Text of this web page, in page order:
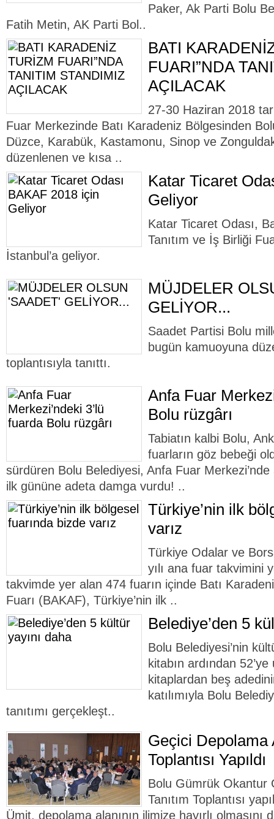
Paker, Ak Parti Bolu
Fatih Metin, AK Parti Bol..
BATI
FUARI”NDA
AÇILACAK
27-30 Haziran 2018
Fuar Merkezinde Batı Karadeniz Bölgesinden
Düzce, Karabük, Kastamonu, Sinop ve
düzenlenen ve kısa ..
Katar Ticaret
Geliyor
Katar Ticaret Odası,
Tanıtım ve İş Birliği
İstanbul’a geliyor.
MÜJDELER
GELİYOR...
Saadet Partisi Bolu
bugün kamuoyuna
toplantısıyla tanıttı.
Anfa Fuar
Bolu rüzgârı
Tabiatın kalbi Bolu,
fuarların göz bebeği
sürdüren Bolu Belediyesi, Anfa Fuar Merkezi’nde
ilk gününe adeta damga vurdu! ..
Türkiye’nin ilk
varız
Türkiye Odalar ve
yılı ana fuar takvimini
takvimde yer alan 474 fuarın içinde Batı
Fuarı (BAKAF), Türkiye’nin ilk ..
Belediye’den 5
Bolu Belediyesi’nin
kitabın ardından
kitaplardan beş
katılımıyla Bolu
tanıtımı gerçekleşt..
Geçici Depolama
Toplantısı Yapıldı
Bolu Gümrük Okantur
Tanıtım Toplantısı
Ümit, depolama alanının ilimize hayırlı olmasını